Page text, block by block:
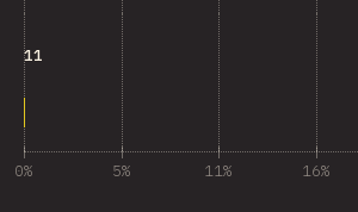
11
0% 5% 11% 16%